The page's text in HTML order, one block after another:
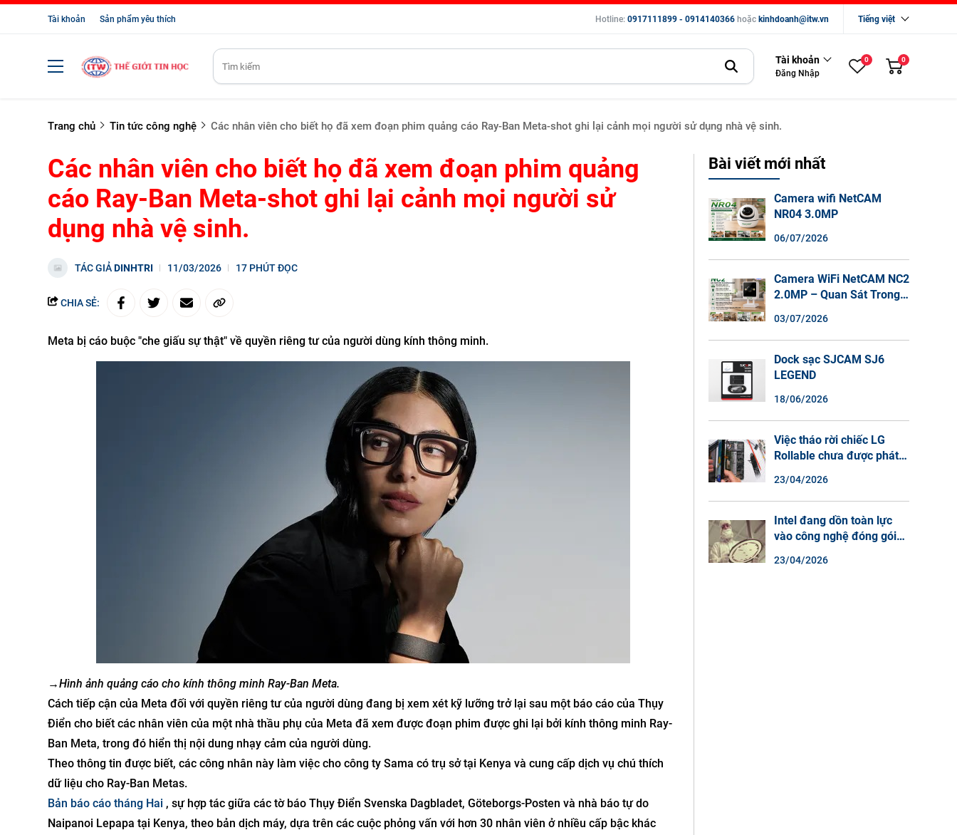
Tài khoản Sản phẩm yêu thích Hotline: 0917111899 - 0914140366 hoặc kinhdoanh@itw.vn Tiếng việt
Tài khoản
Đăng Nhập
0 0
Trang chủ Tin tức công nghệ Các nhân viên cho biết họ đã xem đoạn phim quảng cáo Ray-Ban Meta-shot ghi lại cảnh mọi người sử dụng nhà vệ sinh.
Các nhân viên cho biết họ đã xem đoạn phim quảng
cáo Ray-Ban Meta-shot ghi lại cảnh mọi người sử
dụng nhà vệ sinh.
TÁC GIẢDINHTRI 11/03/2026 17 PHÚT ĐỌC
CHIA SẺ:
Meta bị cáo buộc "che giấu sự thật" về quyền riêng tư của người dùng kính thông minh.
→Hình ảnh quảng cáo cho kính thông minh Ray-Ban Meta.
Cách tiếp cận của Meta đối với quyền riêng tư của người dùng đang bị xem xét kỹ lưỡng trở lại sau một báo cáo của Thụy
Điển cho biết các nhân viên của một nhà thầu phụ của Meta đã xem được đoạn phim được ghi lại bởi kính thông minh Ray-
Ban Meta, trong đó hiển thị nội dung nhạy cảm của người dùng.
Theo thông tin được biết, các công nhân này làm việc cho công ty Sama có trụ sở tại Kenya và cung cấp dịch vụ chú thích
dữ liệu cho Ray-Ban Metas.
Bản báo cáo tháng Hai , sự hợp tác giữa các tờ báo Thụy Điển Svenska Dagbladet, Göteborgs-Posten và nhà báo tự do
Naipanoi Lepapa tại Kenya, theo bản dịch máy, dựa trên các cuộc phỏng vấn với hơn 30 nhân viên ở nhiều cấp bậc khác
Bài viết mới nhất
Camera wifi NetCAM
NR04 3.0MP
06/07/2026
Camera WiFi NetCAM NC2
2.0MP – Quan Sát Trong
Màu Ban Đêm, Đàm Thoại
2 Chiều
03/07/2026
Dock sạc SJCAM SJ6
LEGEND
18/06/2026
Việc tháo rời chiếc LG
Rollable chưa được phát
sao điện thoại màn hình
cuộn không phải là một xu
hướng.
23/04/2026
Intel đang dồn toàn lực
vào công nghệ đóng gói
23/04/2026